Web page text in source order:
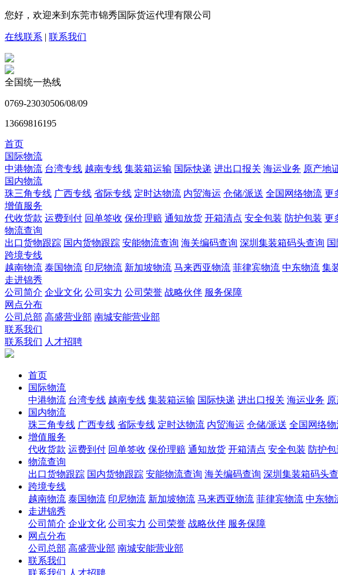
您好，欢迎来到东莞市锦秀国际货运代理有限公司
在线联系 | 联系我们
全国统一热线
0769-23030506/08/09
13669816195
首页
国际物流
中港物流 台湾专线 越南专线 集装箱运输 国际快递 进出口报关 海运业务 原产地
国内物流
珠三角专线 广西专线 省际专线 定时达物流 内贸海运 仓储/派送 全国网络物流 更
增值服务
代收货款 运费到付 回单签收 保价理赔 通知放货 开箱清点 安全包装 防护包装 更
物流查询
出口货物跟踪 国内货物跟踪 安能物流查询 海关编码查询 深圳集装箱码头查询
跨境专线
越南物流 泰国物流 印尼物流 新加坡物流 马来西亚物流 菲律宾物流 中东物流 集
走进锦秀
公司简介 企业文化 公司实力 公司荣誉 战略伙伴 服务保障
网点分布
公司总部 高盛营业部 南城安能营业部
联系我们
联系我们 人才招聘
首页
国际物流
中港物流 台湾专线 越南专线 集装箱运输 国际快递 进出口报关 海运业务
国内物流
珠三角专线 广西专线 省际专线 定时达物流 内贸海运 仓储/派送 全国网络物
增值服务
代收货款 运费到付 回单签收 保价理赔 通知放货 开箱清点 安全包装 防护包
物流查询
出口货物跟踪 国内货物跟踪 安能物流查询 海关编码查询 深圳集装箱码头
跨境专线
越南物流 泰国物流 印尼物流 新加坡物流 马来西亚物流 菲律宾物流 中东物
走进锦秀
公司简介 企业文化 公司实力 公司荣誉 战略伙伴 服务保障
网点分布
公司总部 高盛营业部 南城安能营业部
联系我们
联系我们 人才招聘